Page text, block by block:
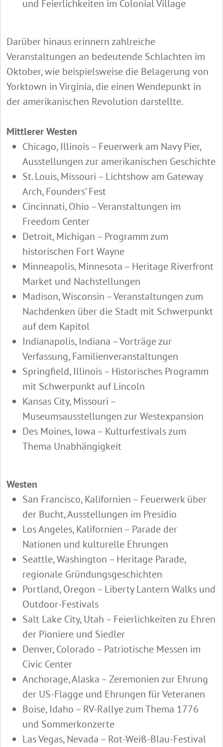
und Feierlichkeiten im Colonial Village
Darüber hinaus erinnern zahlreiche
Veranstaltungen an bedeutende Schlachten im
Oktober, wie beispielsweise die Belagerung von
Yorktown in Virginia, die einen Wendepunkt in
der amerikanischen Revolution darstellte.
Mittlerer Westen
Chicago, Illinois – Feuerwerk am Navy Pier,
Ausstellungen zur amerikanischen Geschichte
St. Louis, Missouri – Lichtshow am Gateway
Arch, Founders’ Fest
Cincinnati, Ohio – Veranstaltungen im
Freedom Center
Detroit, Michigan – Programm zum
historischen Fort Wayne
Minneapolis, Minnesota – Heritage Riverfront
Market und Nachstellungen
Madison, Wisconsin – Veranstaltungen zum
Nachdenken über die Stadt mit Schwerpunkt
auf dem Kapitol
Indianapolis, Indiana – Vorträge zur
Verfassung, Familienveranstaltungen
Springfield, Illinois – Historisches Programm
mit Schwerpunkt auf Lincoln
Kansas City, Missouri –
Museumsausstellungen zur Westexpansion
Des Moines, Iowa – Kulturfestivals zum
Thema Unabhängigkeit
Westen
San Francisco, Kalifornien – Feuerwerk über
der Bucht, Ausstellungen im Presidio
Los Angeles, Kalifornien – Parade der
Nationen und kulturelle Ehrungen
Seattle, Washington – Heritage Parade,
regionale Gründungsgeschichten
Portland, Oregon – Liberty Lantern Walks und
Outdoor-Festivals
Salt Lake City, Utah – Feierlichkeiten zu Ehren
der Pioniere und Siedler
Denver, Colorado – Patriotische Messen im
Civic Center
Anchorage, Alaska – Zeremonien zur Ehrung
der US-Flagge und Ehrungen für Veteranen
Boise, Idaho – RV-Rallye zum Thema 1776
und Sommerkonzerte
Las Vegas, Nevada – Rot-Weiß-Blau-Festival